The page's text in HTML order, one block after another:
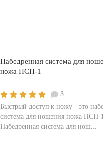
Набедренная система для
ножа НСН-1
3
Быстрый доступ к ножу - это
система для ношения ножа НСН-
Набедренная система для нош...